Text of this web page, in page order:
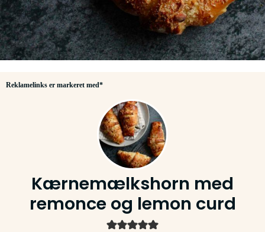
Reklamelinks er markeret med*
Kærnemælkshorn med
remonce og lemon curd